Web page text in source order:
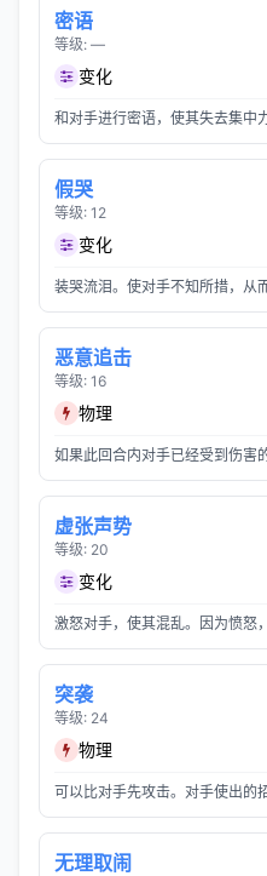
密语
等级: —
变化
和对手进行密语，使其失去集中
假哭
等级: 12
变化
装哭流泪。使对手不知所措，从
恶意追击
等级: 16
物理
如果此回合内对手已经受到伤害
虚张声势
等级: 20
变化
激怒对手，使其混乱。因为愤怒
突袭
等级: 24
物理
可以比对手先攻击。对手使出的
无理取闹